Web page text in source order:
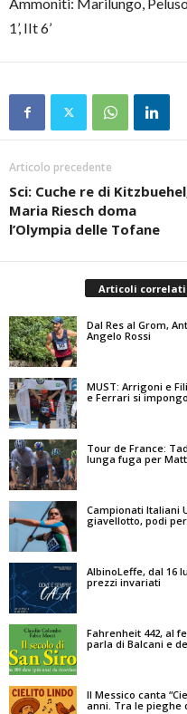
Ammoniti: Marilungo,
1’, IIt 6’
Articolo precedente
Sci: Cuche re di
Maria Riesch doma
l’Olympia delle Tofane
Articoli correlati
Dal Res al Grom,
Angelo Rossi
MUST: Arrigoni e
e Ferrari si
Tour de France:
lunga fuga per
Campionati Italiani
giavellotto, podi
AlbinoLeffe, dal 16
prezzi invariati
Fahrenheit 442, al
parla di Balcani e
Il Messico canta
anni. Tra le pieghe